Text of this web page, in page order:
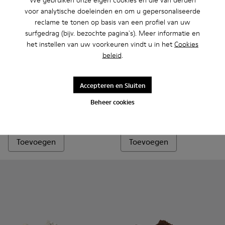
voor analytische doeleinden en om u gepersonaliseerde
reclame te tonen op basis van een profiel van uw
surfgedrag (bijv. bezochte pagina's). Meer informatie en
het instellen van uw voorkeuren vindt u in het Cookies
beleid.
Beheer cookies
Accepteren en Sluiten
Peu Terreno - K300530-006 - Zwarte nubuck enkellaarzen
Peu Terreno - K300530-009
Peu Terreno - K300530-005
Peu Terreno - K300530-004
Peu Terreno - K300530-003
Peu Terreno - K300530-
Toevoegen
Twins - K101107-004 -
Twins
Toevoegen